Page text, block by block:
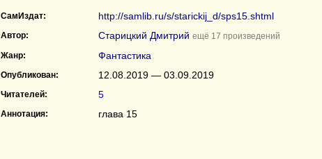
СамИздат: http://samlib.ru/s/starickij_d/sps15.shtml
Автор: Старицкий Дмитрий ещё 17 произведений
Жанр:
Фантастика
Опубликован: 12.08.2019 — 03.09.2019
Читателей: 5
Аннотация: глава 15